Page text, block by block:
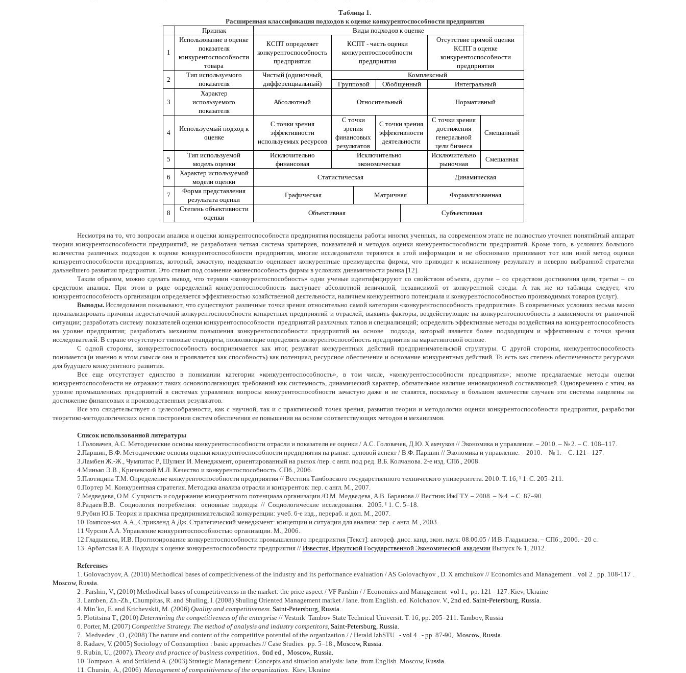
Таблица 1.
Расширенная классификация подходов к оценке конкурентоспособности предприятия
Признак
Виды подходов к оценке
1
Использование в оценке
показателя
конкурентоспособности
товара
КСПТ определяет
конкурентоспособность
предприятия
КСПТ - часть оценки
конкурентоспособности
предприятия
Отсутствие прямой оценки
КСПТ в оценке
конкурентоспособности
предприятия
2
Тип используемого
показателя
Чистый (одиночный,
дифференциальный)
Комплексный
Групповой
Обобщенный Интегральный
3
Характер
используемого
показателя
Абсолютный Относительный Нормативный
4
Используемый подход к
оценке
С точки зрения
эффективности
используемых ресурсов
С точки
зрения
финансовых
результатов
С точки зрения
эффективности
деятельности
С точки зрения
достижения
генеральной
цели бизнеса
Смешанный
5
Тип используемой
модель оценки
Исключительно
финансовая
Исключительно
экономическая
Исключительно
рыночная
Смешанная
6
Характер используемой
модели оценки
Статистическая Динамическая
7
Форма представления
результата оценки
Графическая Матричная Формализованная
8
Степень объективности
оценки
Объективная Субъективная
Несмотря на то, что вопросам анализа и оценки конкурентоспособности предприятия посвящены работы многих ученных, на современном этапе не полностью уточнен понятийный аппарат
теории конкурентоспособности предприятий, не разработана четкая система критериев, показателей и методов оценки конкурентоспособности предприятий. Кроме того, в условиях большого
количества различных подходов к оценке конкурентоспособности предприятия, многие исследователи теряются в этой информации и не обосновано принимают тот или иной метод оценки
конкурентоспособности предприятия, который, зачастую, неадекватно оценивает конкурентные преимущества фирмы, что приводит к искаженному результату и неверно выбранной стратегии
дальнейшего развития предприятия. Это ставит под сомнение жизнеспособность фирмы в условиях динамичности рынка [12].
Таким образом, можно сделать вывод, что термин «конкурентоспособность» одни ученые идентифицируют со свойством объекта, другие – со средством достижения цели, третьи – со
средством анализа. При этом в ряде определений конкурентоспособность выступает абсолютной величиной, независимой от конкурентной среды. А так же из таблицы следует, что
конкурентоспособность организации определяется эффективностью хозяйственной деятельности, наличием конкурентного потенциала и конкурентоспособностью производимых товаров (услуг).
Выводы. Исследования показывают, что существуют различные точки зрения относительно самой категории «конкурентоспособность предприятия». В современных условиях весьма важно
проанализировать причины недостаточной конкурентоспособности конкретных предприятий и отраслей; выявить факторы, воздействующие на конкурентоспособность в зависимости от рыночной
ситуации; разработать систему показателей оценки конкурентоспособности предприятий различных типов и специализаций; определить эффективные методы воздействия на конкурентоспособность
на уровне предприятия; разработать механизм повышения конкурентоспособности предприятий на основе
подхода, который является более подходящим и эффективным с точки зрения
исследователей. В стране отсутствуют типовые стандарты, позволяющие определять конкурентоспособность предприятия на маркетинговой основе.
С одной стороны, конкурентоспособность воспринимается как итог, результат конкурентных действий предпринимательской структуры. С другой стороны, конкурентоспособность
понимается (и именно в этом смысле она и проявляется как способность) как потенциал, ресурсное обеспечение и основание конкурентных действий. То есть как степень обеспеченности ресурсами
для будущего конкурентного развития.
Все еще отсутствует единство в понимании категории «конкурентоспособность», в том числе, «конкурентоспособности предприятия»; многие предлагаемые методы оценки
конкурентоспособности не отражают таких основополагающих требований как системность, динамический характер, обязательное наличие инновационной составляющей. Одновременно с этим, на
уровне промышленных предприятий в системах управления вопросы конкурентоспособности зачастую даже и не ставятся, поскольку в большом количестве случаев эти системы нацелены на
достижение финансовых и производственных результатов.
Все это свидетельствует о целесообразности, как с научной, так и с практической точек зрения, развития теории и методологии оценки конкурентоспособности предприятия, разработки
теоретико-методологических основ построения систем обеспечения ее повышения на основе соответствующих методов и механизмов.
Список использованной литературы
1.Головачев, А.С. Методические основы конкурентоспособности отрасли и показатели ее оценки / А.С. Головачев, Д.Ю. Х амчуков // Экономика и управление. – 2010. – № 2. – С. 108–117.
2.Паршин, В.Ф. Методические основы оценки конкурентоспособности предприятия на рынке: ценовой аспект / В.Ф. Паршин // Экономика и управление. – 2010. – № 1. – С. 121– 127.
3.Ламбен Ж.-Ж., Чумпитас Р., Шулинг И. Менеджмент, ориентированный на рынок /пер. с англ. под ред. В.Б. Колчанова. 2-е изд. СПб., 2008.
4.Минько Э.В., Кричевский М.Л. Качество и конкурентоспособность. СПб., 2006.
5.Плотицина Т.М. Определение конкурентоспособности предприятия // Вестник Тамбовского государст­венного технического университета. 2010. Т. 16, ¹ 1. С. 205–211.
6.Портер М. Конкурентная стратегия. Методика анализа отрасли и конкурентов: пер. с англ. М., 2007.
7.Медведева, О.М. Сущность и содержание конкурентного потенциала организации /О.М. Медведева, А.В. Баранова // Вестник ИжГТУ. – 2008. – №4. – С. 87–90.
8.Радаев В.В. Социология потребления: основные подходы // Социологические исследования. 2005. ¹ 1. С. 5–18.
9.Рубин Ю.Б. Теория и практика предпринимательской конкуренции: учеб. 6-е изд., перераб. и доп. М., 2007.
10.Томпсон-мл. А.А., Стрикленд А.Дж. Стратегический менеджмент: концепции и ситуации для анализа: пер. с англ. М., 2003.
11.Чурсин А.А. Управление конкурентоспособностью организации. М., 2006.
12.Гладышева, И.В. Прогнозирование конкурентоспособности промышленного предприятия [Текст]: автореф. дисс. канд. экон. наук: 08.00.05 / И.В. Гладышева. – СПб:, 2006. - 20 с.
13. Арбатская Е.А. Подходы к оценке конкурентоспособности предприятия // Известия, Иркутской Государственной Экономической академииВыпуск № 1, 2012.
Referenses
1. Golovachyov, A. (2010) Methodical bases of competitiveness of the industry and its performance evaluation / AS Golovachyov , D. X amchukov // Economics and Management .vol 2 .рр. 108-117 .
Moscow, Russia.
2 . Parshin, V., (2010) Methodical bases of competitiveness in the market: the price aspect / VF Parshin / / Economics and Management vol1., pp. 121 - 127. Kiev, Ukraine
3. Lamben, Zh.-Zh., Chumpitas, R. and Shuling, I. (2008) Shuling Oriented Management market / lane. from English. ed. Kolchanov. V., 2nd ed. Saint-Petersburg, Russia.
4. Min’ko, E. and Krichevskii, M. (2006) Quality and competitiveness. Saint-Petersburg, Russia.
5. Plotitsina T., (2010) Determining the competitiveness of the enterprise// Vestnik Tambov State Technical Universit. T. 16, рр. 205–211. Tambov, Russia
6. Porter, M. (2007) Competitive Strategy. The method of analysis and industry competitors, Saint-Petersburg, Russia.
7. Medvedev , O., (2008) The nature and content of the competitive potential of the organization / / Herald IzhSTU . - vol4 . - рр. 87-90, Moscow, Russia.
8. Radaev, V. (2005) Sociology of Consumption : basic approaches // Case Studies. рр. 5–18., Moscow, Russia.
9. Rubin, U., (2007). Theory and practice of business competition. 6nd ed., Moscow, Russia.
10. Tompson. A. and Striklend A. (2003) Strategic Management: Concepts and situation analysis: lane. from English. Moscow, Russia.
11. Chursin, A., (2006) Management of competitiveness of the organization. Kiev, Ukraine